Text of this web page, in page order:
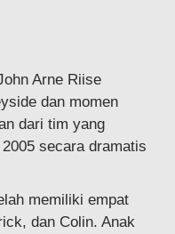
Arne Riise
dan momen
dari tim yang
2005 secara dramatis
memiliki empat
dan Colin. Anak